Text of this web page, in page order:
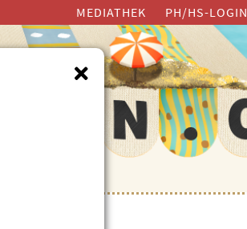
MEDIATHEK PH/HS-LOGIN